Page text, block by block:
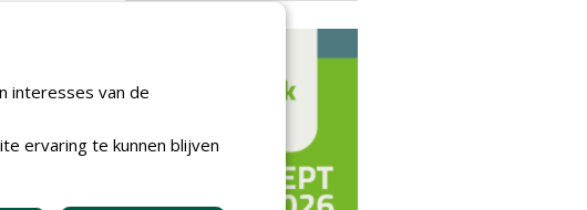
interesses van de
ervaring te kunnen blijven